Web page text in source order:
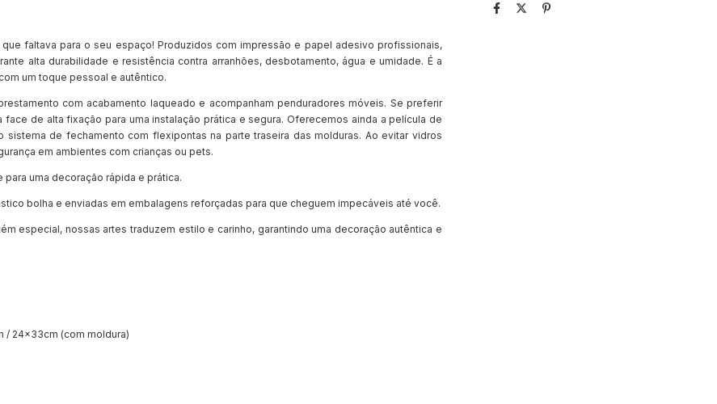
faltava para o seu espaço! Produzidos com impressão e papel adesivo profissionais,
alta durabilidade e resistência contra arranhões, desbotamento, água e umidade. É a
um toque pessoal e autêntico.
com acabamento laqueado e acompanham penduradores móveis. Se preferir
de alta fixação para uma instalação prática e segura. Oferecemos ainda a película de
de fechamento com flexipontas na parte traseira das molduras. Ao evitar vidros
em ambientes com crianças ou pets.
uma decoração rápida e prática.
bolha e enviadas em embalagens reforçadas para que cheguem impecáveis até você.
especial, nossas artes traduzem estilo e carinho, garantindo uma decoração autêntica e
/ 24x33cm (com moldura)